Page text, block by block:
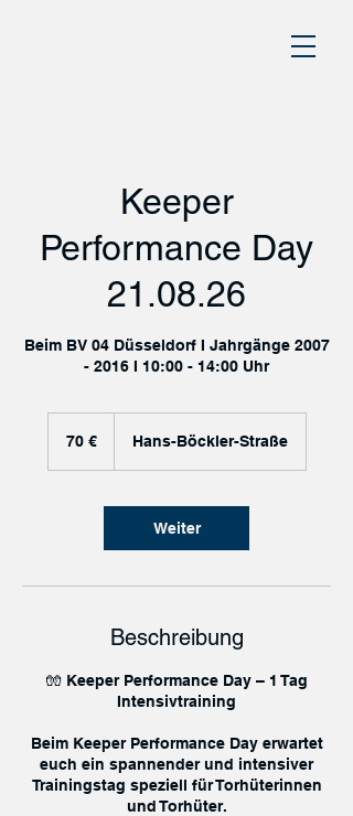
Keeper
Performance Day
21.08.26
Beim BV 04 Düsseldorf I Jahrgänge 2007
- 2016 I 10:00 - 14:00 Uhr
70 € Hans-Böckler-Straße
Weiter
Beschreibung
🧤 Keeper Performance Day – 1 Tag
Intensivtraining
Beim Keeper Performance Day erwartet
euch ein spannender und intensiver
Trainingstag speziell für Torhüterinnen
und Torhüter.